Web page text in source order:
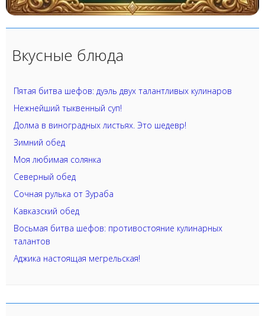
Вкусные блюда
Пятая битва шефов: дуэль двух талантливых кулинаров
Нежнейший тыквенный суп!
Долма в виноградных листьях. Это шедевр!
Зимний обед
Моя любимая солянка
Северный обед
Сочная рулька от Зураба
Кавказский обед
Восьмая битва шефов: противостояние кулинарных
талантов
Аджика настоящая мегрельская!